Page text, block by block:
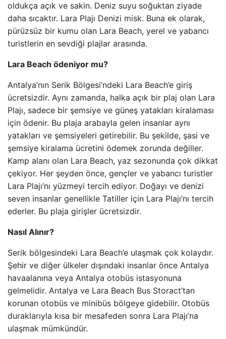
oldukça açık ve sakin. Deniz suyu soğuktan ziyade
daha sıcaktır. Lara Plajı Denizi misk. Buna ek olarak,
pürüzsüz bir kumu olan Lara Beach, yerel ve yabancı
turistlerin en sevdiği plajlar arasında.
Lara Beach ödeniyor mu?
Antalya’nın Serik Bölgesi’ndeki Lara Beach’e giriş
ücretsizdir. Aynı zamanda, halka açık bir plaj olan Lara
Plajı, sadece bir şemsiye ve güneş yatakları kiralaması
için ödenir. Bu plaja arabayla gelen insanlar aynı
yatakları ve şemsiyeleri getirebilir. Bu şekilde, şasi ve
şemsiye kiralama ücretini ödemek zorunda değiller.
Kamp alanı olan Lara Beach, yaz sezonunda çok dikkat
çekiyor. Her şeyden önce, gençler ve yabancı turistler
Lara Plajı’nı yüzmeyi tercih ediyor. Doğayı ve denizi
seven insanlar genellikle Tatiller için Lara Plajı’nı tercih
ederler. Bu plaja girişler ücretsizdir.
Nasıl Alınır?
Serik bölgesindeki Lara Beach’e ulaşmak çok kolaydır.
Şehir ve diğer ülkeler dışındaki insanlar önce Antalya
havaalanına veya Antalya otobüs istasyonuna
gelmelidir. Antalya ve Lara Beach Bus Storact’tan
korunan otobüs ve minibüs bölgeye gidebilir. Otobüs
duraklarıyla kısa bir mesafeden sonra Lara Plajı’na
ulaşmak mümkündür.